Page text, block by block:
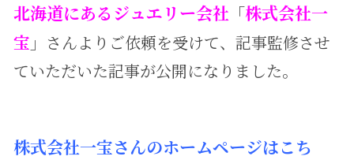
北海道にあるジュエリー会社 「株式会社一
宝 」 さんよりご依頼を受けて、記事監修させ
ていただいた記事が公開になりました。
株式会社一宝さんのホームページはこち